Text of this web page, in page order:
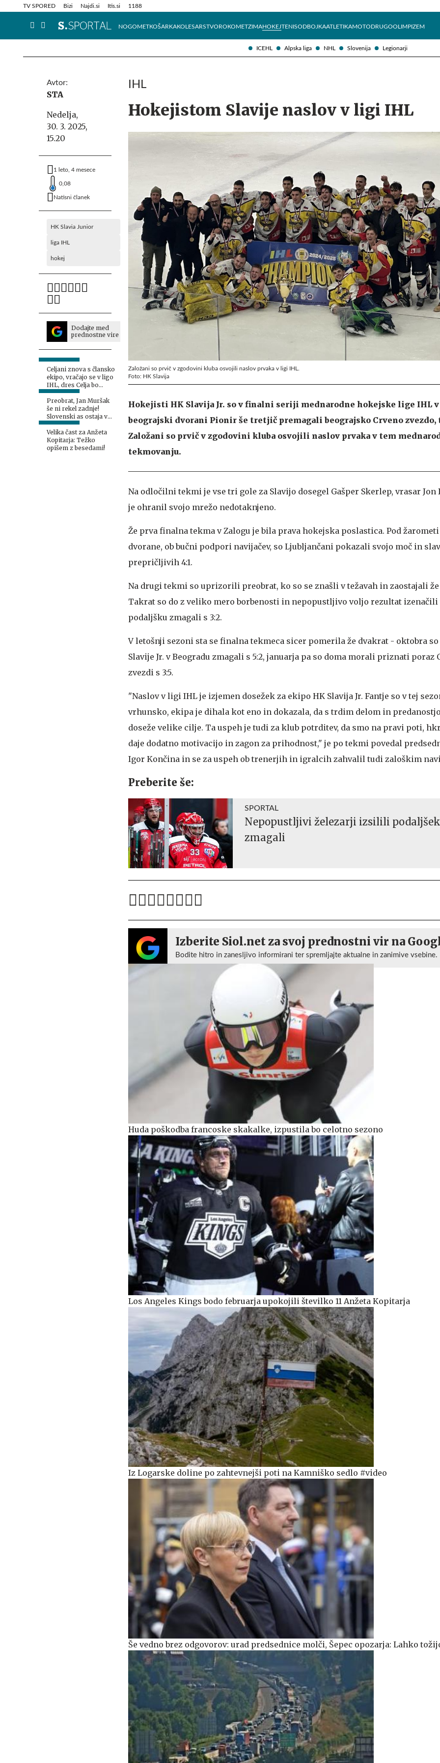
ICEHL Alpska liga NHL Slovenija Legionarji
TV SPORED Bizi Najdi.si Itis.si 1188
NOGOMETKOŠARKAKOLESARSTVOROKOMETZIMAHOKEJTENISODBOJKAATLETIKAMOTODRUGOOLIMPIZEM
Info in obvestila Tehnik
Avtor:
STA
Nedelja,
30. 3. 2025,
15.20
1 leto, 4 mesece
0,08
Natisni članek
HK Slavia Junior
liga IHL
hokej
Dodajte med
prednostne vire
Celjani znova s člansko
ekipo, vračajo se v ligo
IHL, dres Celja bo
oblekel tudi Miha Zajc
Preobrat, Jan Muršak
še ni rekel zadnje!
Slovenski as ostaja v
Celovcu.
Velika čast za Anžeta
Kopitarja: Težko
opišem z besedami!
IHL
Hokejistom Slavije naslov v ligi IHL
Založani so prvič v zgodovini kluba osvojili naslov prvaka v ligi IHL.
Foto: HK Slavija
Hokejisti HK Slavija Jr. so v finalni seriji mednarodne hokejske lige IHL v
beograjski dvorani Pionir še tretjič premagali beograjsko Crveno zvezdo,
Založani so prvič v zgodovini kluba osvojili naslov prvaka v tem
tekmovanju.
Na odločilni tekmi je vse tri gole za Slavijo dosegel Gašper Skerlep, vrasar Jon
je ohranil svojo mrežo nedotaknjeno.
Že prva finalna tekma v Zalogu je bila prava hokejska poslastica. Pod žarometi
dvorane, ob bučni podpori navijačev, so Ljubljančani pokazali svojo moč in
prepričljivih 4:1.
Na drugi tekmi so uprizorili preobrat, ko so se znašli v težavah in zaostajali že
Takrat so do z veliko mero borbenosti in nepopustljivo voljo rezultat izenačili
podaljšku zmagali s 3:2.
V letošnji sezoni sta se finalna tekmeca sicer pomerila že dvakrat - oktobra
Slavije Jr. v Beogradu zmagali s 5:2, januarja pa so doma morali priznati poraz
zvezdi s 3:5.
"Naslov v ligi IHL je izjemen dosežek za ekipo HK Slavija Jr. Fantje so v tej
vrhunsko, ekipa je dihala kot eno in dokazala, da s trdim delom in
doseže velike cilje. Ta uspeh je tudi za klub potrditev, da smo na pravi poti,
daje dodatno motivacijo in zagon za prihodnost," je po tekmi povedal
Igor Končina in se za uspeh ob trenerjih in igralcih zahvalil tudi zaloškim
Preberite še:
SPORTAL
Nepopustljivi železarji izsilili
zmagali
Izberite Siol.net za svoj prednostni vir na
Bodite hitro in zanesljivo informirani ter spremljajte aktualne in zanimive vsebine.
Huda poškodba francoske skakalke, izpustila bo celotno sezono
Los Angeles Kings bodo februarja upokojili številko 11 Anžeta Kopitarja
Iz Logarske doline po zahtevnejši poti na Kamniško sedlo #video
Še vedno brez odgovorov: urad predsednice molči, Šepec opozarja: Lahko